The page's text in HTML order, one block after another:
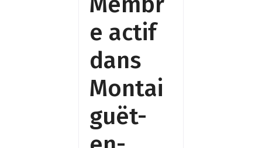
e actif
dans
Montai
guët-